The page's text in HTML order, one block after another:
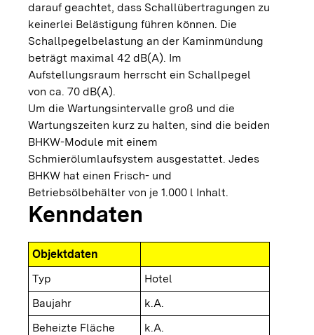
darauf geachtet, dass Schallübertragungen zu
keinerlei Belästigung führen können. Die
Schallpegelbelastung an der Kaminmündung
beträgt maximal 42 dB(A). Im
Aufstellungsraum herrscht ein Schallpegel
von ca. 70 dB(A).
Um die Wartungsintervalle groß und die
Wartungszeiten kurz zu halten, sind die beiden
BHKW-Module mit einem
Schmierölumlaufsystem ausgestattet. Jedes
BHKW hat einen Frisch- und
Betriebsölbehälter von je 1.000 l Inhalt.
Kenndaten
Objektdaten
Typ
Hotel
Baujahr
k.A.
Beheizte Fläche
k.A.